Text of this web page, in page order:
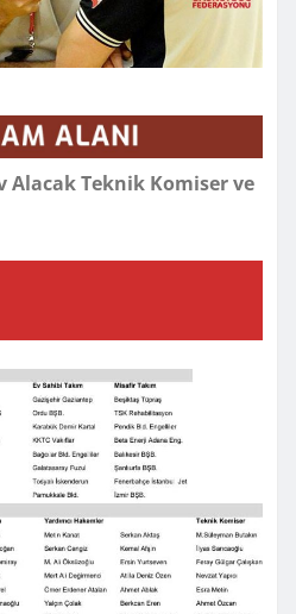
Alacak Teknik Komiser ve